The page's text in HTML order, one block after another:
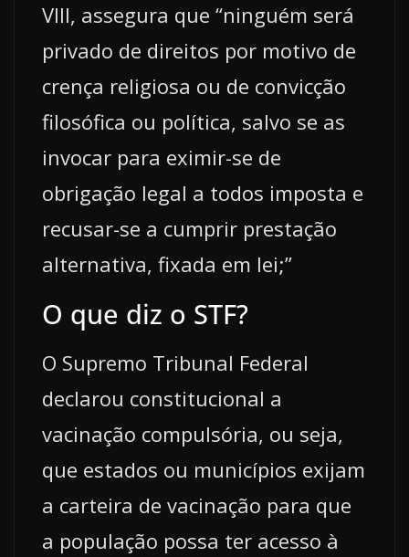
VIII, assegura que “ninguém será
privado de direitos por motivo de
crença religiosa ou de convicção
filosófica ou política, salvo se as
invocar para eximir-se de
obrigação legal a todos imposta e
recusar-se a cumprir prestação
alternativa, fixada em lei;”
O que diz o STF?
O Supremo Tribunal Federal
declarou constitucional a
vacinação compulsória, ou seja,
que estados ou municípios exijam
a carteira de vacinação para que
a população possa ter acesso à